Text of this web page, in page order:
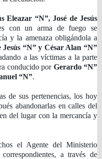
Eleazar “N”, José de Jesús
con un arma de fuego se
y la amenaza obligándola a
Jesús “N” y César Alan “N”
a las víctimas a la parte
conducido por Gerardo “N”
“N”.
de sus pertenencias, los hoy
abandonarlas en calles del
del lugar con la mercancía y
el Agente del Ministerio
a través de